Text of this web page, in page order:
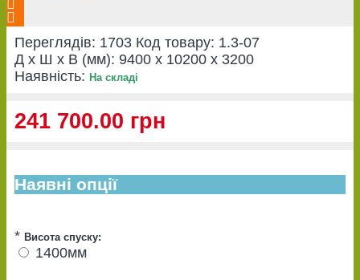
Переглядів: 1703 Код товару: 1.3-07
Д x Ш x В (мм): 9400 x 10200 x 3200
Наявність: На складі
241 700.00 грн
Наявні опції
* Висота спуску:
1400мм